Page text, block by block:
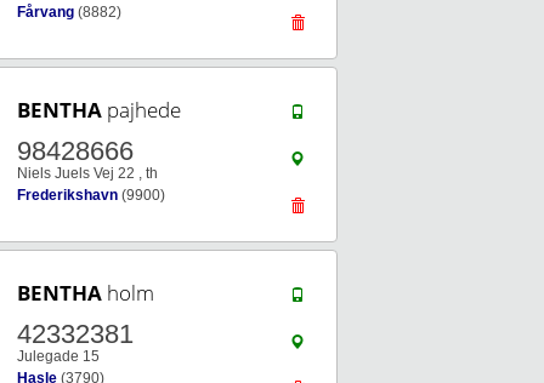
Fårvang (8882)
BENTHA pajhede
98428666
Niels Juels Vej 22 , th
Frederikshavn (9900)
BENTHA holm
42332381
Julegade 15
Hasle (3790)